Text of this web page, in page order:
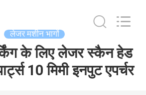
लेजर मशीन भागों
के लिए लेजर स्कैन हेड
10 मिमी इनपुट एपर्चर